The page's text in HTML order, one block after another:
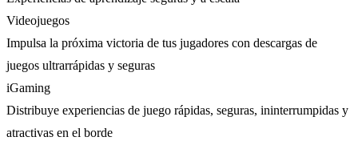
Videojuegos
Impulsa la próxima victoria de tus jugadores con descargas de
juegos ultrarrápidas y seguras
iGaming
Distribuye experiencias de juego rápidas, seguras, ininterrumpidas y
atractivas en el borde